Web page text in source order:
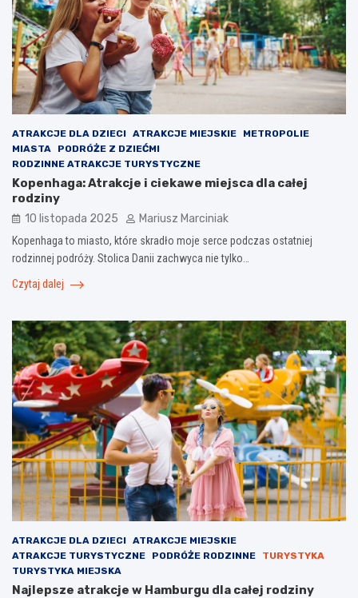
ATRAKCJE DLA DZIECI ATRAKCJE MIEJSKIE
METROPOLIE
MIASTA
PODRÓŻE Z DZIEĆMI
RODZINNE ATRAKCJE TURYSTYCZNE
Kopenhaga: Atrakcje i ciekawe miejsca dla całej
rodziny
10 listopada 2025 Mariusz Marciniak
Kopenhaga to miasto, które skradło moje serce podczas ostatniej
rodzinnej podróży. Stolica Danii zachwyca nie tylko…
Czytaj dalej
ATRAKCJE DLA DZIECI
ATRAKCJE MIEJSKIE
ATRAKCJE TURYSTYCZNE
PODRÓŻE RODZINNE
TURYSTYKA
TURYSTYKA MIEJSKA
Najlepsze atrakcje w Hamburgu dla całej rodziny